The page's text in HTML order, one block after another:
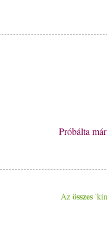
Próbálta
Azösszes